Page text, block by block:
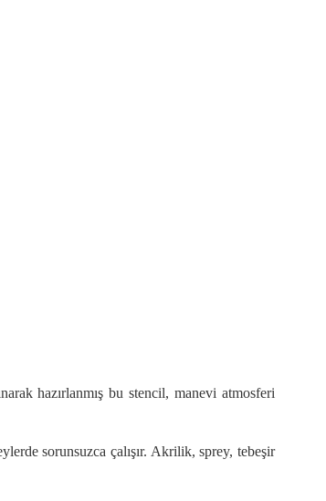
hazırlanmış bu stencil, manevi atmosferi
sorunsuzca çalışır. Akrilik, sprey, tebeşir